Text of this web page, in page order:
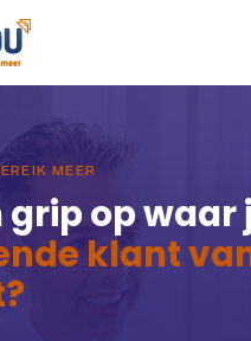
MEER
grip op waar
klant